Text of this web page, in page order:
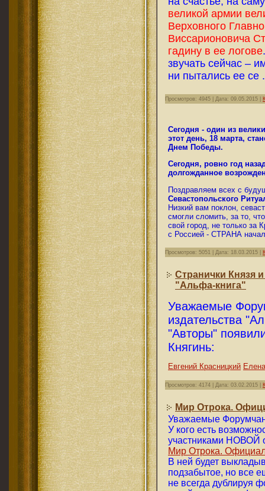
великой армии
Верховного
Виссарионовича
гадину в ее логове
звучать сейчас –
ни пытались ее се
Просмотров: 4945 | Дата: 09.05.2015
Сегодня - один из
этот день, 18 марта,
Днем Победы.
Сегодня, ровно год
долгожданное
Поздравляем всех с
Севастопольского
Низкий вам поклон,
смогли сломить, за то,
свой город, не только за
с Россией - СТРАНА
Просмотров: 5051 | Дата: 18.03.2015
Странички Князя
"Альфа-книга"
Уважаемые
издательства
"Авторы"
Княгинь:
Евгений Красницкий
Просмотров: 4174 | Дата: 03.02.2015
Мир Отрока.
Уважаемые
У кого есть
участниками НОВОЙ
Мир Отрока.
В ней будет
подзабытое, но все
не всегда дублируя